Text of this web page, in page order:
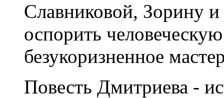
Славниковой, Зорину
оспорить
безукоризненное
Повесть Дмитриева -